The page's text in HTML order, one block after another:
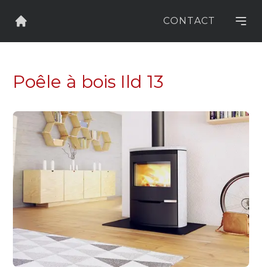
CONTACT
Poêle à bois Ild 13